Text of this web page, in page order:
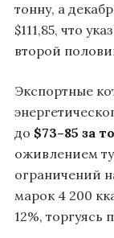
тонну, а
$111,85, что
второй
Экспортные
до $73–85 за
оживлением
ограничений
марок 4 200
12%, торгуясь